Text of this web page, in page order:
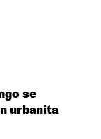
se
urbanita